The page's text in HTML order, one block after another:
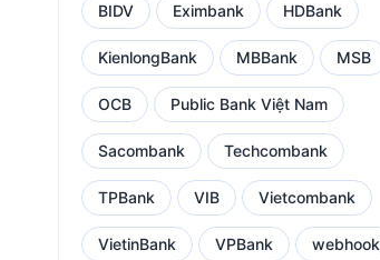
BIDV Eximbank HDBank
KienlongBank MBBank MSB
OCB Public Bank Việt Nam
Sacombank Techcombank
TPBank VIB Vietcombank
VietinBank VPBank webhook